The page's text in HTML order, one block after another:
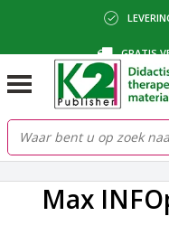
GRATIS
BETALING VIA
Max